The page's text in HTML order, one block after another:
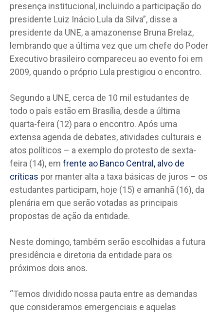
presença institucional, incluindo a participação do
presidente Luiz Inácio Lula da Silva”, disse a
presidente da UNE, a amazonense Bruna Brelaz,
lembrando que a última vez que um chefe do Poder
Executivo brasileiro compareceu ao evento foi em
2009, quando o próprio Lula prestigiou o encontro.
Segundo a UNE, cerca de 10 mil estudantes de
todo o país estão em Brasília, desde a última
quarta-feira (12) para o encontro. Após uma
extensa agenda de debates, atividades culturais e
atos políticos – a exemplo do protesto de sexta-
feira (14), em frente ao Banco Central, alvo de
críticas por manter alta a taxa básicas de juros – os
estudantes participam, hoje (15) e amanhã (16), da
plenária em que serão votadas as principais
propostas de ação da entidade.
Neste domingo, também serão escolhidas a futura
presidência e diretoria da entidade para os
próximos dois anos.
“Temos dividido nossa pauta entre as demandas
que consideramos emergenciais e aquelas